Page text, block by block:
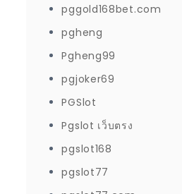
pggold168bet.com
pgheng
Pgheng99
pgjoker69
PGSlot
Pgslot เว็บตรง
pgslot168
pgslot77